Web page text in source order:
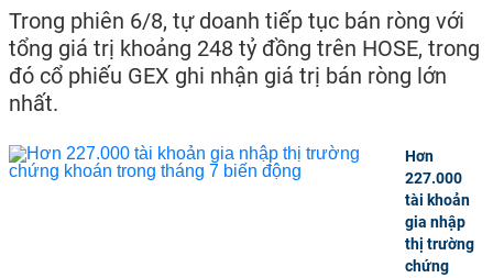
Trong phiên 6/8, tự doanh tiếp tục bán ròng với
tổng giá trị khoảng 248 tỷ đồng trên HOSE, trong
đó cổ phiếu GEX ghi nhận giá trị bán ròng lớn
nhất.
Hơn
227.000
tài khoản
gia nhập
thị trường
chứng